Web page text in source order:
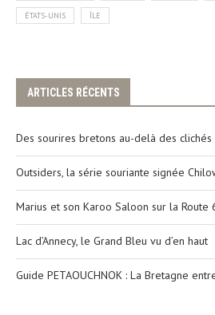
ÉTATS-UNIS ÎLE
ARTICLES RÉCENTS
Des sourires bretons au-delà des clichés
Outsiders, la série souriante signée
Marius et son Karoo Saloon sur la Route
Lac d’Annecy, le Grand Bleu vu d’en haut
Guide PETAOUCHNOK : La Bretagne